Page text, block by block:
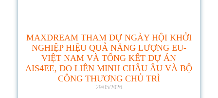
MAXDREAM THAM DỰ NGÀY HỘI KHỞI
NGHIỆP HIỆU QUẢ NĂNG LƯỢNG EU-
VIỆT NAM VÀ TỔNG KẾT DỰ ÁN
AIS4EE, DO LIÊN MINH CHÂU ÂU VÀ BỘ
CÔNG THƯƠNG CHỦ TRÌ
29/05/2026